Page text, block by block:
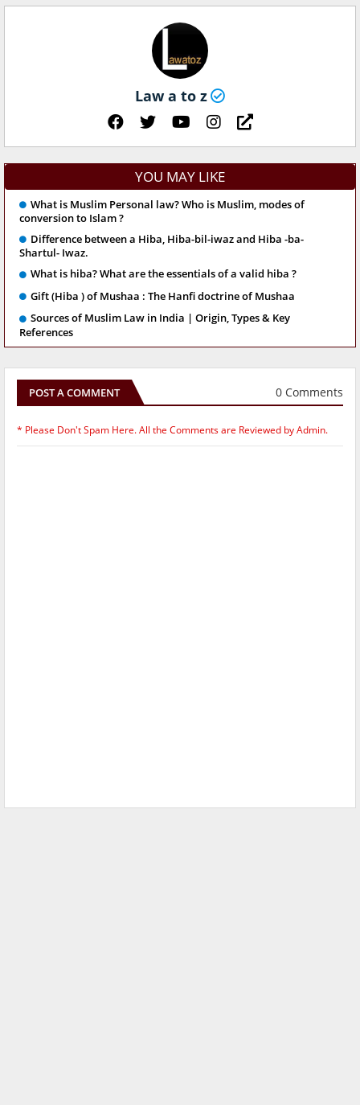
Law a to z
YOU MAY LIKE
What is Muslim Personal law? Who is Muslim, modes of
conversion to Islam ?
Difference between a Hiba, Hiba-bil-iwaz and Hiba -ba-
Shartul- Iwaz.
What is hiba? What are the essentials of a valid hiba ?
Gift (Hiba ) of Mushaa : The Hanfi doctrine of Mushaa
Sources of Muslim Law in India | Origin, Types & Key
References
POST A COMMENT 0 Comments
* Please Don't Spam Here. All the Comments are Reviewed by Admin.